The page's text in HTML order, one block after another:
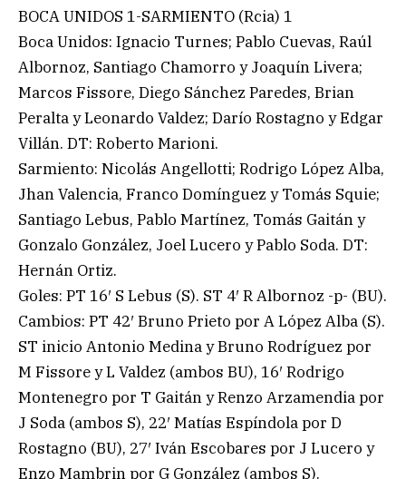
BOCA UNIDOS 1-SARMIENTO (Rcia) 1
Boca Unidos: Ignacio Turnes; Pablo Cuevas, Raúl
Albornoz, Santiago Chamorro y Joaquín Livera;
Marcos Fissore, Diego Sánchez Paredes, Brian
Peralta y Leonardo Valdez; Darío Rostagno y Edgar
Villán. DT: Roberto Marioni.
Sarmiento: Nicolás Angellotti; Rodrigo López Alba,
Jhan Valencia, Franco Domínguez y Tomás Squie;
Santiago Lebus, Pablo Martínez, Tomás Gaitán y
Gonzalo González, Joel Lucero y Pablo Soda. DT:
Hernán Ortiz.
Goles: PT 16′ S Lebus (S). ST 4′ R Albornoz -p- (BU).
Cambios: PT 42′ Bruno Prieto por A López Alba (S).
ST inicio Antonio Medina y Bruno Rodríguez por
M Fissore y L Valdez (ambos BU), 16′ Rodrigo
Montenegro por T Gaitán y Renzo Arzamendia por
J Soda (ambos S), 22′ Matías Espíndola por D
Rostagno (BU), 27′ Iván Escobares por J Lucero y
Enzo Mambrin por G González (ambos S).